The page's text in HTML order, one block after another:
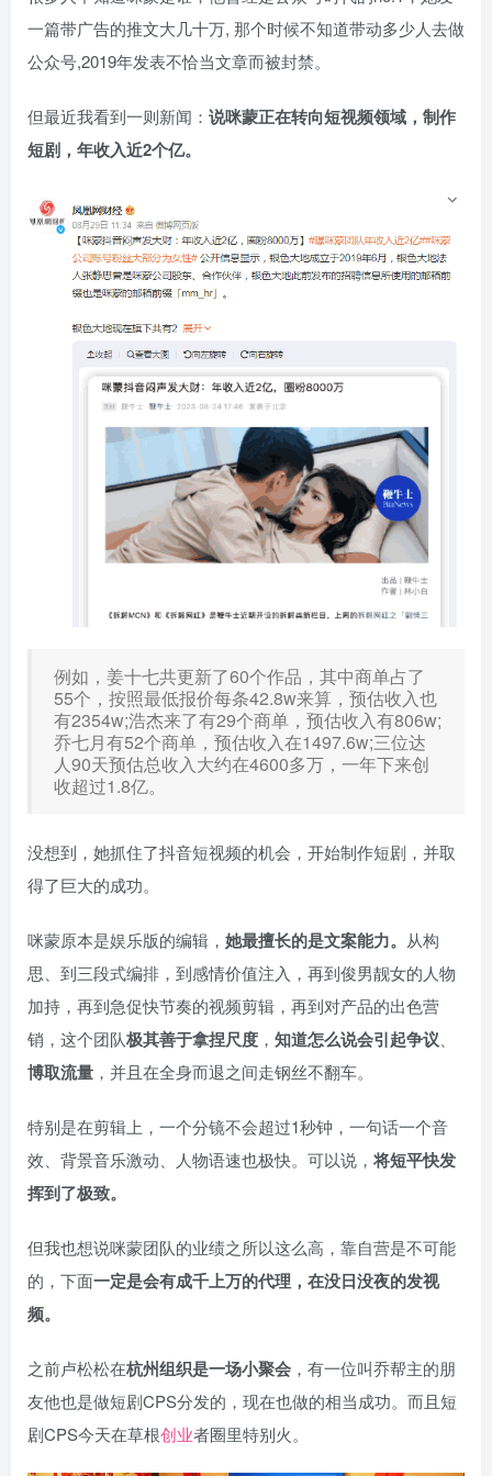
一篇带广告的推文大几十万, 那个时候不知道带动多少人去做
公众号,2019年发表不恰当文章而被封禁。
但最近我看到一则新闻： 说咪蒙正在转向短视频领域，制作
短剧，年收入近2个亿。
例如，姜十七共更新了60个作品，其中商单占了
55个，按照最低报价每条42.8w来算，预估收入也
有2354w;浩杰来了有29个商单，预估收入有806w;
乔七月有52个商单，预估收入在1497.6w;三位达
人90天预估总收入大约在4600多万，一年下来创
收超过1.8亿。
没想到，她抓住了抖音短视频的机会，开始制作短剧，并取
得了巨大的成功。
咪蒙原本是娱乐版的编辑， 她最擅长的是文案能力。 从构
思、到三段式编排，到感情价值注入，再到俊男靓女的人物
加持，再到急促快节奏的视频剪辑，再到对产品的出色营
销，这个团队极其善于拿捏尺度 ， 知道怎么说会引起争议、
博取流量 ，并且在全身而退之间走钢丝不翻车。
特别是在剪辑上，一个分镜不会超过1秒钟，一句话一个音
效、背景音乐激动、人物语速也极快。可以说，将短平快发
挥到了极致。
但我也想说咪蒙团队的业绩之所以这么高，靠自营是不可能
的，下面一定是会有成千上万的代理，在没日没夜的发视
频。
之前卢松松在杭州组织是一场小聚会 ，有一位叫乔帮主的朋
友他也是做短剧CPS分发的，现在也做的相当成功。而且短
剧CPS今天在草根创业者圈里特别火。